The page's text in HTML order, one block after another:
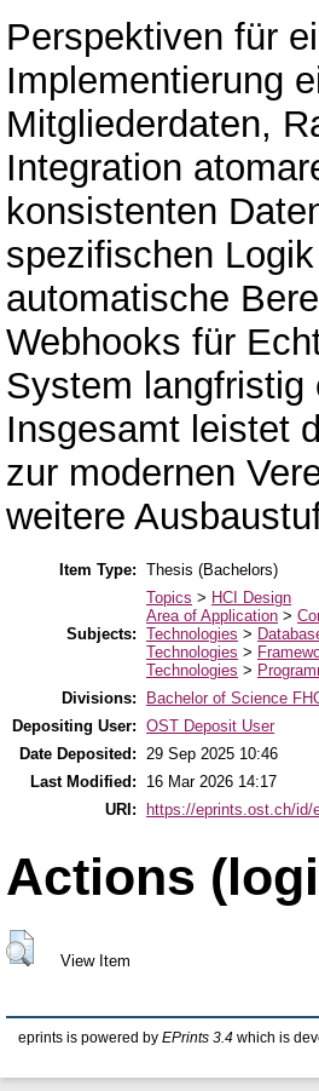
Perspektiven für
Implementierung
Mitgliederdaten,
Integration
konsistenten
spezifischen
automatische
Webhooks für
System langfristig
Insgesamt leistet
zur modernen
weitere
Item Type: Thesis (Bachelors)
Subjects:
Topics > HCI Design
Area of Application >
Technologies >
Technologies >
Technologies >
Divisions:
Bachelor of Science
Depositing User: OST Deposit User
Date Deposited:
29 Sep 2025 10:46
Last Modified:
16 Mar 2026 14:17
URI:
https://eprints.ost.ch/id/
Actions
View Item
eprints is powered by EPrints 3.4 which is